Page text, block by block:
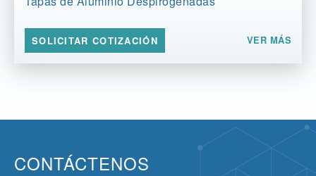
SOLICITAR COTIZACIÓN VER MÁS
CONTÁCTENOS